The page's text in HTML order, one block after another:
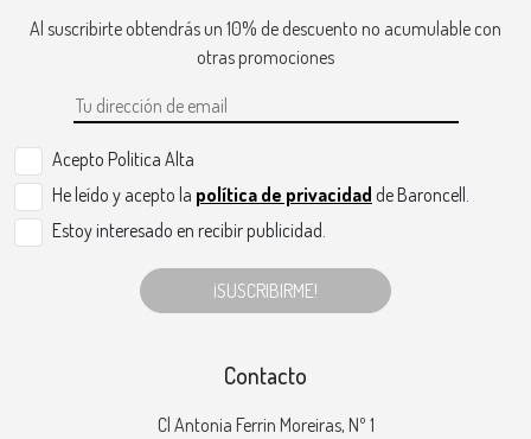
Al suscribirte obtendrás un 10% de descuento no acumulable con
otras promociones
Acepto Politica Alta
He leído y acepto la política de privacidad de Baroncell.
Estoy interesado en recibir publicidad.
¡SUSCRIBIRME!
Contacto
Cl Antonia Ferrin Moreiras, Nº 1